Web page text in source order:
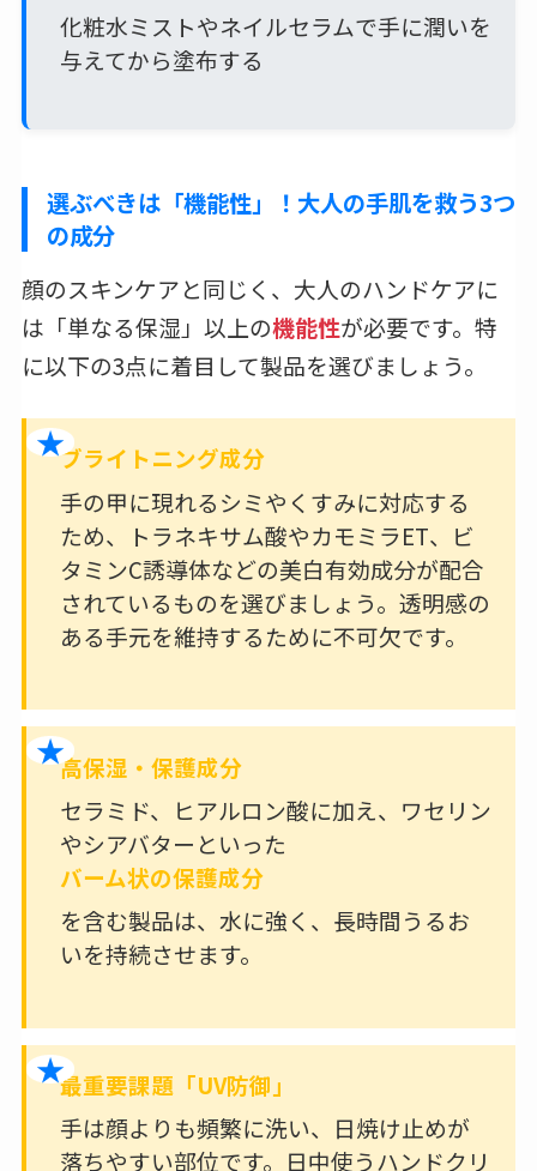
化粧水ミストやネイルセラムで手に潤いを
与えてから塗布する
選ぶべきは「機能性」！大人の手肌を救う3つ
の成分
顔のスキンケアと同じく、大人のハンドケアに
は「単なる保湿」以上の機能性が必要です。特
に以下の3点に着目して製品を選びましょう。
ブライトニング成分
手の甲に現れるシミやくすみに対応する
ため、トラネキサム酸やカモミラET、ビ
タミンC誘導体などの美白有効成分が配合
されているものを選びましょう。透明感の
ある手元を維持するために不可欠です。
高保湿・保護成分
セラミド、ヒアルロン酸に加え、ワセリン
やシアバターといった
バーム状の保護成分
を含む製品は、水に強く、長時間うるお
いを持続させます。
最重要課題「UV防御」
手は顔よりも頻繁に洗い、日焼け止めが
落ちやすい部位です。日中使うハンドクリ